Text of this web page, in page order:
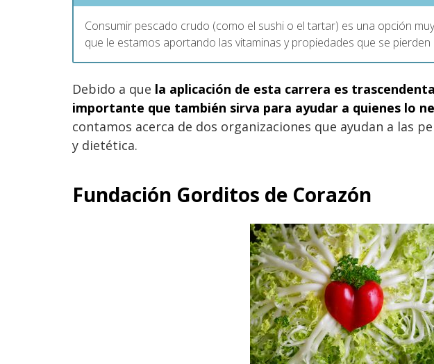
Consumir pescado crudo (como el sushi o el tartar) es una opción
que le estamos aportando las vitaminas y propiedades que se
Debido a que la aplicación de esta carrera es
importante que también sirva para ayudar a quienes lo
contamos acerca de dos organizaciones que ayudan a las
y dietética.
Fundación Gorditos de Corazón